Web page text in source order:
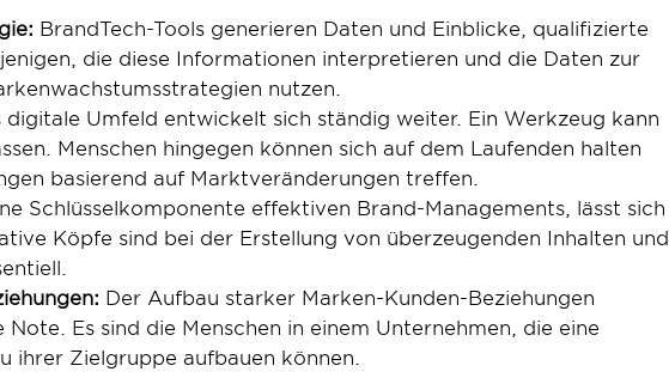
BrandTech-Tools generieren Daten und Einblicke, qualifizierte
die diese Informationen interpretieren und die Daten zur
nutzen.
digitale Umfeld entwickelt sich ständig weiter. Ein Werkzeug kann
Menschen hingegen können sich auf dem Laufenden halten
basierend auf Marktveränderungen treffen.
Schlüsselkomponente effektiven Brand-Managements, lässt sich
Köpfe sind bei der Erstellung von überzeugenden Inhalten und
Der Aufbau starker Marken-Kunden-Beziehungen
Es sind die Menschen in einem Unternehmen, die eine
ihrer Zielgruppe aufbauen können.